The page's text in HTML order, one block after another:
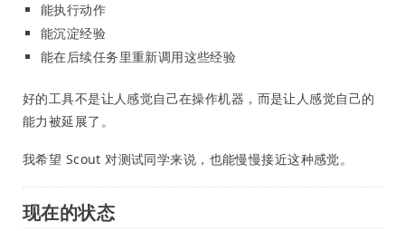
能执行动作
能沉淀经验
能在后续任务里重新调用这些经验
好的工具不是让人感觉自己在操作机器，而是让人感觉自己的
能力被延展了。
我希望 Scout 对测试同学来说，也能慢慢接近这种感觉。
现在的状态